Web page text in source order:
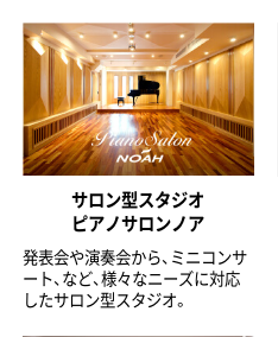
サロン型スタジオ
ピアノサロンノア
発表会や演奏会から、ミニコンサ
ート、など、様々なニーズに対応
したサロン型スタジオ。